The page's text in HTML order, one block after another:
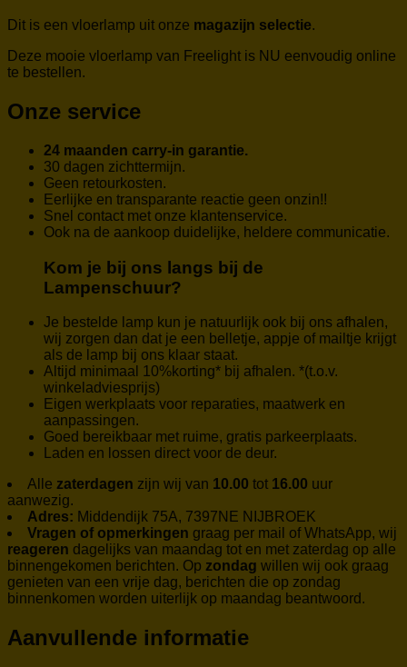
Dit is een vloerlamp uit onze magazijn selectie.
Deze mooie vloerlamp van Freelight is NU eenvoudig online
te bestellen.
Onze service
24 maanden carry-in garantie.
30 dagen zichttermijn.
Geen retourkosten.
Eerlijke en transparante reactie geen onzin!!
Snel contact met onze klantenservice.
Ook na de aankoop duidelijke, heldere communicatie.
Kom je bij ons langs bij de
Lampenschuur?
Je bestelde lamp kun je natuurlijk ook bij ons afhalen,
wij zorgen dan dat je een belletje, appje of mailtje krijgt
als de lamp bij ons klaar staat.
Altijd minimaal 10%korting* bij afhalen. *(t.o.v.
winkeladviesprijs)
Eigen werkplaats voor reparaties, maatwerk en
aanpassingen.
Goed bereikbaar met ruime, gratis parkeerplaats.
Laden en lossen direct voor de deur.
Alle zaterdagen zijn wij van 10.00 tot 16.00 uur
aanwezig.
Adres: Middendijk 75A, 7397NE NIJBROEK
Vragen of opmerkingen graag per mail of WhatsApp, wij
reageren dagelijks van maandag tot en met zaterdag op alle
binnengekomen berichten. Op zondag willen wij ook graag
genieten van een vrije dag, berichten die op zondag
binnenkomen worden uiterlijk op maandag beantwoord.
Aanvullende informatie